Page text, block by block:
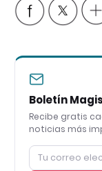
Boletín
Recibe gratis
noticias más